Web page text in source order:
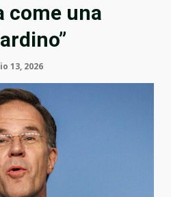
come una
13, 2026